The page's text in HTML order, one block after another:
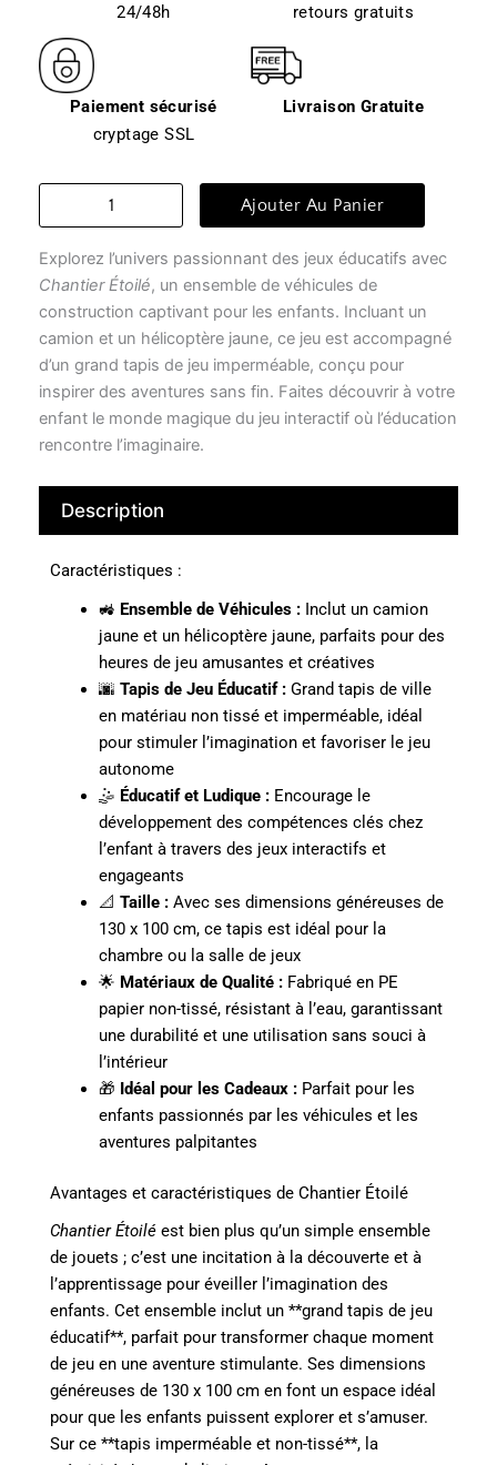
24/48h
retours gratuits
Paiement sécurisé
cryptage SSL
Livraison Gratuite
quantité
de
jeu
enfant
chantier
étoilé
Ajouter Au Panier
Explorez l’univers passionnant des jeux éducatifs avec
Chantier Étoilé, un ensemble de véhicules de
construction captivant pour les enfants. Incluant un
camion et un hélicoptère jaune, ce jeu est accompagné
d’un grand tapis de jeu imperméable, conçu pour
inspirer des aventures sans fin. Faites découvrir à votre
enfant le monde magique du jeu interactif où l’éducation
rencontre l’imaginaire.
Description
Caractéristiques :
🚜 Ensemble de Véhicules :Inclut un camion
jaune et un hélicoptère jaune, parfaits pour des
heures de jeu amusantes et créatives
🌆 Tapis de Jeu Éducatif :Grand tapis de ville
en matériau non tissé et imperméable, idéal
pour stimuler l’imagination et favoriser le jeu
autonome
🤹 Éducatif et Ludique :Encourage le
développement des compétences clés chez
l’enfant à travers des jeux interactifs et
engageants
📐 Taille :Avec ses dimensions généreuses de
130 x 100 cm, ce tapis est idéal pour la
chambre ou la salle de jeux
🌟 Matériaux de Qualité :Fabriqué en PE
papier non-tissé, résistant à l’eau, garantissant
une durabilité et une utilisation sans souci à
l’intérieur
🎁 Idéal pour les Cadeaux :Parfait pour les
enfants passionnés par les véhicules et les
aventures palpitantes
Avantages et caractéristiques de Chantier Étoilé
Chantier Étoilé est bien plus qu’un simple ensemble
de jouets ; c’est une incitation à la découverte et à
l’apprentissage pour éveiller l’imagination des
enfants. Cet ensemble inclut un **grand tapis de jeu
éducatif**, parfait pour transformer chaque moment
de jeu en une aventure stimulante. Ses dimensions
généreuses de 130 x 100 cm en font un espace idéal
pour que les enfants puissent explorer et s’amuser.
Sur ce **tapis imperméable et non-tissé**, la